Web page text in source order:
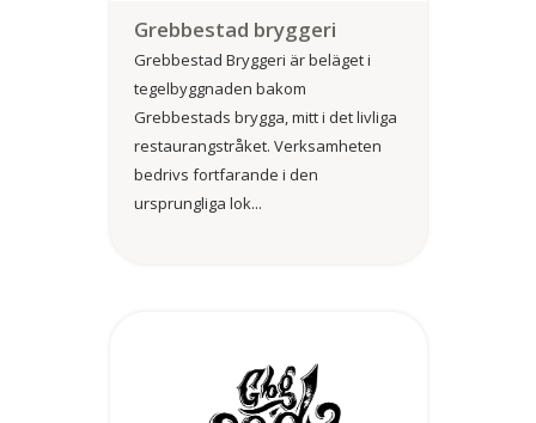
Grebbestad bryggeri
Grebbestad Bryggeri är beläget i
tegelbyggnaden bakom
Grebbestads brygga, mitt i det livliga
restaurangstråket. Verksamheten
bedrivs fortfarande i den
ursprungliga lok...